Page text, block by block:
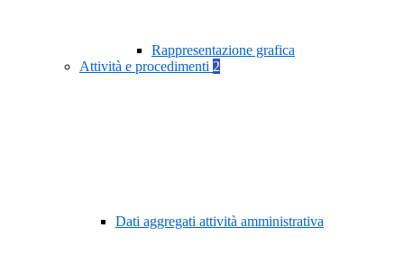
Rappresentazione grafica
Attività e procedimenti 2
Dati aggregati attività amministrativa